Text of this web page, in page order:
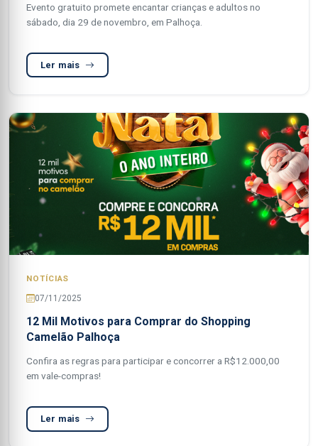
Evento gratuito promete encantar crianças e adultos no
sábado, dia 29 de novembro, em Palhoça.
Ler mais
NOTÍCIAS
07/11/2025
12 Mil Motivos para Comprar do Shopping
Camelão Palhoça
Confira as regras para participar e concorrer a R$12.000,00
em vale-compras!
Ler mais